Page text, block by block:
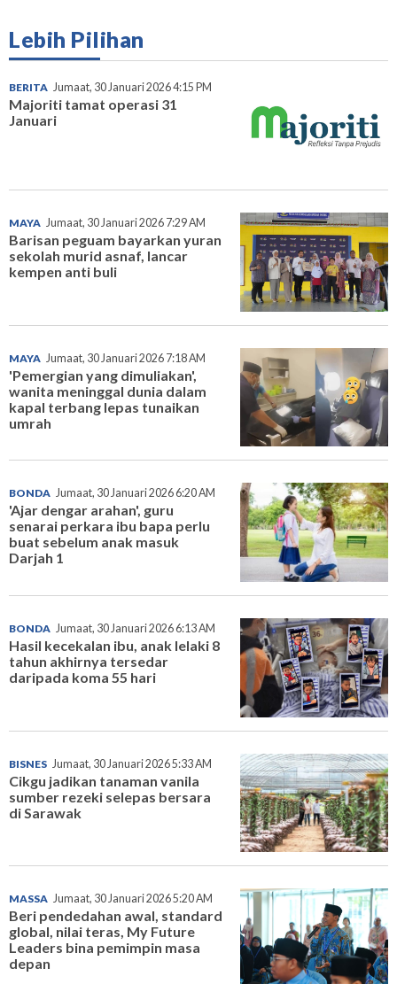
Lebih Pilihan
BERITA Jumaat, 30 Januari 2026 4:15 PM
Majoriti tamat operasi 31
Januari
MAYA Jumaat, 30 Januari 2026 7:29 AM
Barisan peguam bayarkan yuran
sekolah murid asnaf, lancar
kempen anti buli
MAYA Jumaat, 30 Januari 2026 7:18 AM
'Pemergian yang dimuliakan',
wanita meninggal dunia dalam
kapal terbang lepas tunaikan
umrah
BONDA Jumaat, 30 Januari 2026 6:20 AM
'Ajar dengar arahan', guru
senarai perkara ibu bapa perlu
buat sebelum anak masuk
Darjah 1
BONDA Jumaat, 30 Januari 2026 6:13 AM
Hasil kecekalan ibu, anak lelaki 8
tahun akhirnya tersedar
daripada koma 55 hari
BISNES Jumaat, 30 Januari 2026 5:33 AM
Cikgu jadikan tanaman vanila
sumber rezeki selepas bersara
di Sarawak
MASSA Jumaat, 30 Januari 2026 5:20 AM
Beri pendedahan awal, standard
global, nilai teras, My Future
Leaders bina pemimpin masa
depan